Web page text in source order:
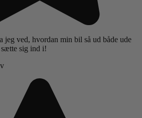
jeg ved, hvordan min bil så ud både ude
sig ind i!